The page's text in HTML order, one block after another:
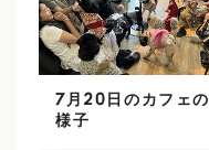
7月20日のカフェの
様子